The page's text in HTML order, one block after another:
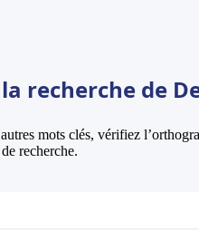
recherche de
mots clés, vérifiez
recherche.